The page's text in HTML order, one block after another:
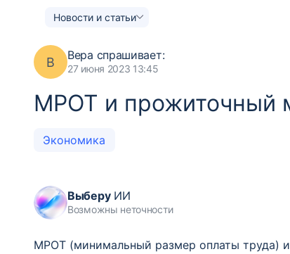
Новости и статьи
В Вера спрашивает:
27 июня 2023 13:45
МРОТ и прожиточный
Экономика
ВыберуИИ
Возможны неточности
МРОТ (минимальный размер оплаты труда)